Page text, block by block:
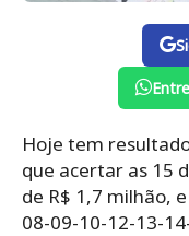
Hoje tem
que acertar as 15
de R$ 1,7 milhão,
08-09-10-12-13-